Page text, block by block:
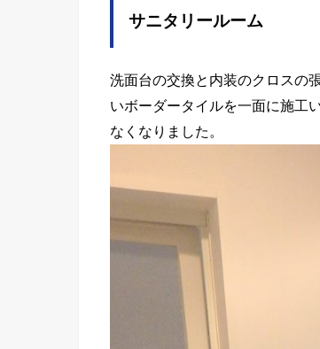
サニタリールーム
洗面台の交換と内装のクロスの
いボーダータイルを一面に施工
なくなりました。